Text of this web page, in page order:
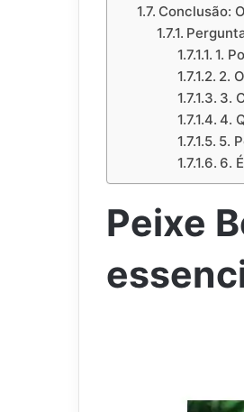
Conclusão:
1.
2.
3.
4.
5.
6.
Peixe